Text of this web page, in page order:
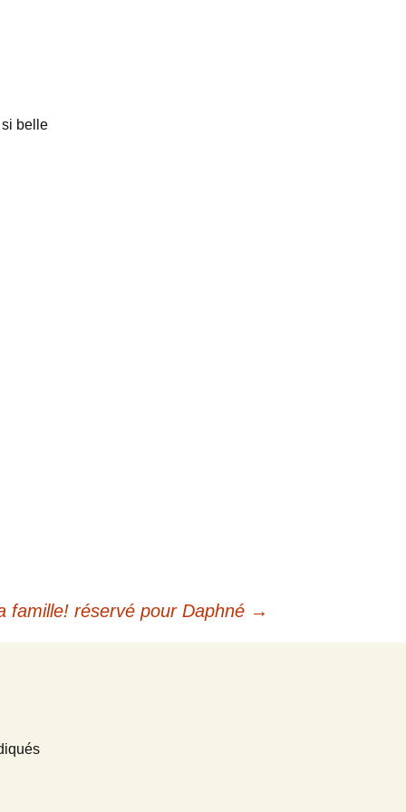
belle
famille! réservé pour Daphné →